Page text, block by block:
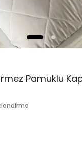
Pamuklu